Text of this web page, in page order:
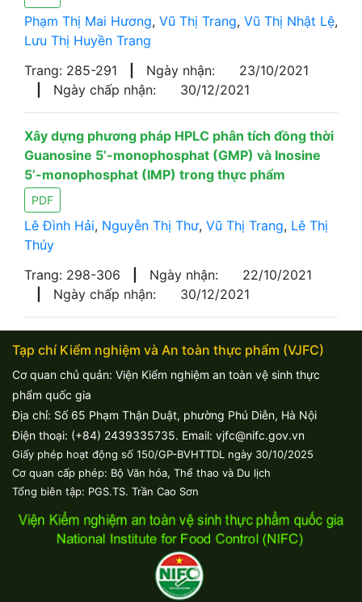
Phạm Thị Mai Hương, Vũ Thị Trang, Vũ Thị Nhật Lệ,
Lưu Thị Huyền Trang
Trang: 285-291
Ngày nhận:
23/10/2021
Ngày chấp nhận: 30/12/2021
Xây dựng phương pháp HPLC phân tích đồng thời
Guanosine 5’-monophosphat (GMP) và Inosine
5’-monophosphat (IMP) trong thực phẩm
PDF
Lê Đình Hải, Nguyễn Thị Thư, Vũ Thị Trang, Lê Thị
Thúy
Trang: 298-306
Ngày nhận:
22/10/2021
Ngày chấp nhận: 30/12/2021
Tạp chí Kiểm nghiệm và An toàn thực phẩm (VJFC)
Cơ quan chủ quản: Viện Kiểm nghiệm an toàn vệ sinh thực
phẩm quốc gia
Địa chỉ: Số 65 Phạm Thận Duật, phường Phú Diễn, Hà Nội
Điện thoại: (+84) 2439335735. Email: vjfc@nifc.gov.vn
Giấy phép hoạt động số 150/GP-BVHTTDL ngày 30/10/2025
Cơ quan cấp phép: Bộ Văn hóa, Thể thao và Du lịch
Tổng biên tập: PGS.TS. Trần Cao Sơn